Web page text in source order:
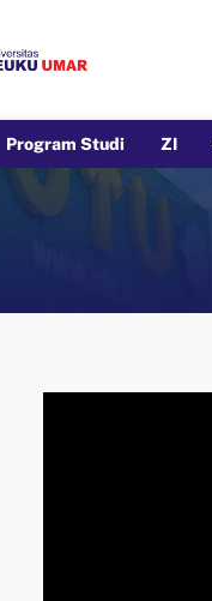
Program Studi ZI